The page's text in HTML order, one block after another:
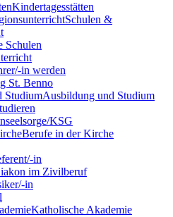
Kindertagesstätten
Schulen &
Schulen
in werden
St. Benno
Ausbildung und Studium
KSG
Berufe in der Kirche
in
im Zivilberuf
in
Katholische Akademie